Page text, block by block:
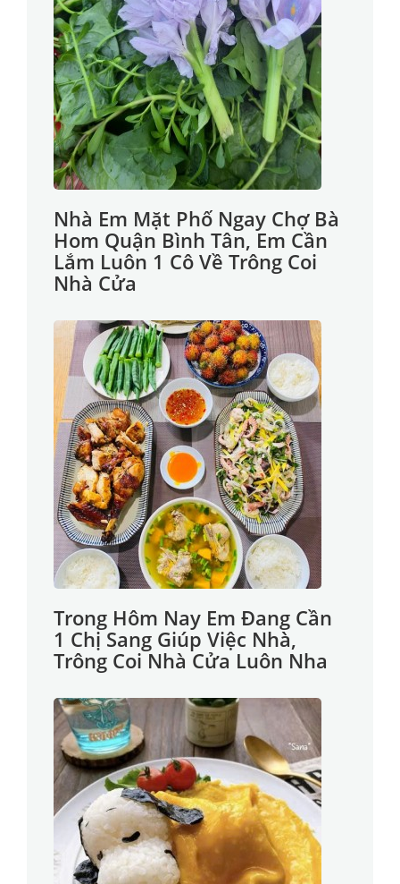
Nhà Em Mặt Phố Ngay Chợ Bà
Hom Quận Bình Tân, Em Cần
Lắm Luôn 1 Cô Về Trông Coi
Nhà Cửa
Trong Hôm Nay Em Đang Cần
1 Chị Sang Giúp Việc Nhà,
Trông Coi Nhà Cửa Luôn Nha